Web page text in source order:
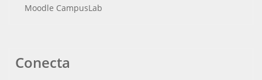
Moodle CampusLab
Conecta